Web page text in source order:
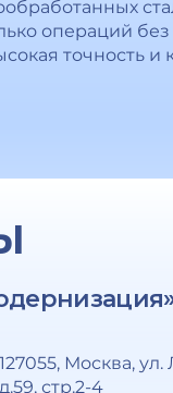
операций
точность и
127055, Москва, ул.
д.59, стр.2-4